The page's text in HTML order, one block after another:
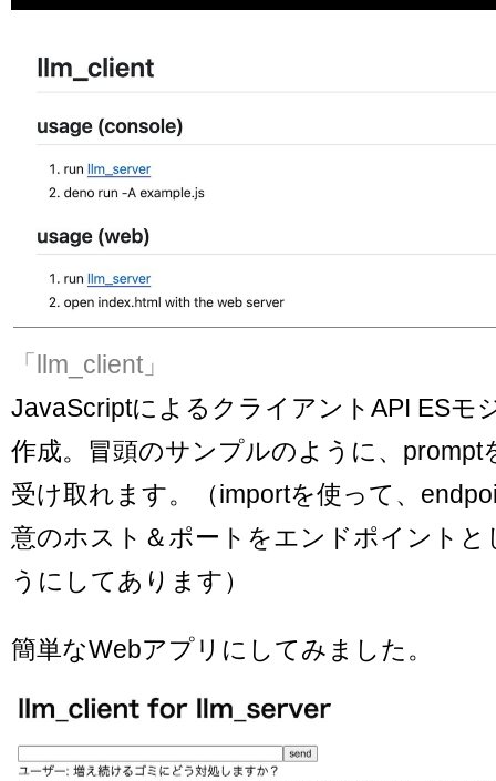
「llm_client」
JavaScriptによるクライアントAPI ESモ
作成。冒頭のサンプルのように、prompt
受け取れます。（importを使って、
意のホスト＆ポートをエンドポイントと
うにしてあります）
簡単なWebアプリにしてみました。